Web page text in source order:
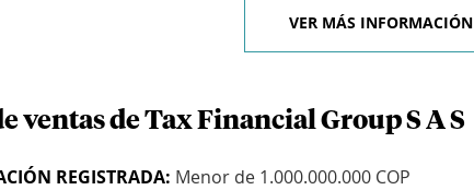
VER MÁS INFORMACIÓN
ventas de Tax Financial Group S A S
REGISTRADA: Menor de 1.000.000.000 COP